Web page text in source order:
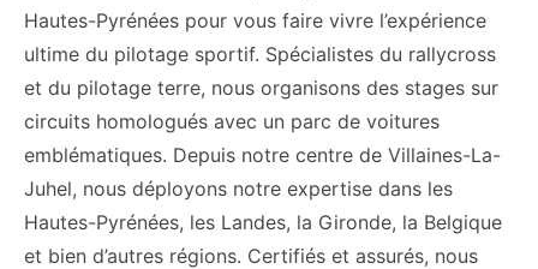
Hautes-Pyrénées pour vous faire vivre l’expérience
ultime du pilotage sportif. Spécialistes du rallycross
et du pilotage terre, nous organisons des stages sur
circuits homologués avec un parc de voitures
emblématiques. Depuis notre centre de Villaines-La-
Juhel, nous déployons notre expertise dans les
Hautes-Pyrénées, les Landes, la Gironde, la Belgique
et bien d’autres régions. Certifiés et assurés, nous